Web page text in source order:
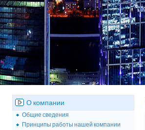
О компании
Общие сведения
Принципы работы нашей компании